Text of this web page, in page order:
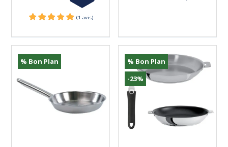
% Bon Plan
% Bon Plan
-23%